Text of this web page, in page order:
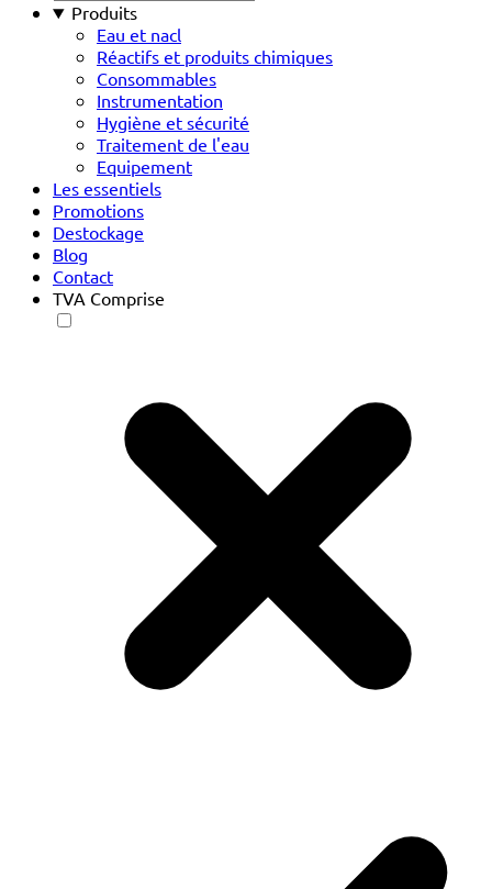
Produits
Eau et nacl
Réactifs et produits chimiques
Consommables
Instrumentation
Hygiène et sécurité
Traitement de l'eau
Equipement
Les essentiels
Promotions
Destockage
Blog
Contact
TVA Comprise